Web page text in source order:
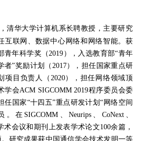
，清华大学计算机系长聘教授，主要研究
互联网、数据中心网络和网络智能。获
青年科学奖（ 2019 ），入选教育部“青年
者”奖励计划（ 2017），担任国家重点研
项目负责人（ 2020），担任网络领域顶
学会ACM SIGCOMM 2019程序委员会委
任国家“十四五”重点研发计划“网络空间
。在 SIGCOMM 、Neurips CoNext、
术会议和期刊上发表学术论文100余篇，
。研究成果获中国通信学会技术发明一等